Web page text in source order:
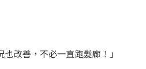
改善，不必一直跑髮廊！」